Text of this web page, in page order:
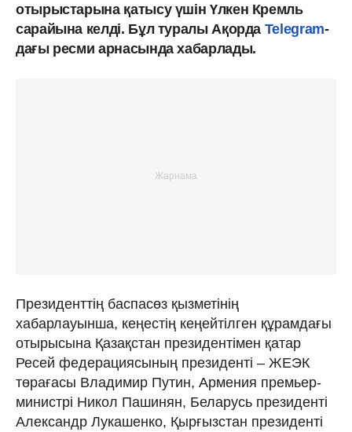
отырыстарына қатысу үшін Үлкен Кремль
сарайына келді. Бұл туралы Ақорда Telegram-
дағы ресми арнасында хабарлады.
Президенттің баспасөз қызметінің
хабарлауынша, кеңестің кеңейтілген құрамдағы
отырысына Қазақстан президентімен қатар
Ресей федерациясының президенті – ЖЕЭК
төрағасы Владимир Путин, Армения премьер-
министрі Никол Пашинян, Беларусь президенті
Александр Лукашенко, Қырғызстан президенті